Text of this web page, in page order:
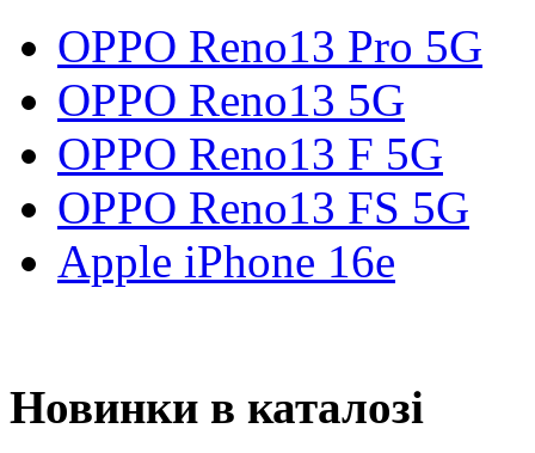
OPPO Reno13 Pro 5G
OPPO Reno13 5G
OPPO Reno13 F 5G
OPPO Reno13 FS 5G
Apple iPhone 16e
Новинки в каталозі